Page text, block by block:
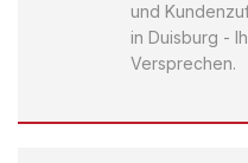
und
in Duisburg -
Versprechen.